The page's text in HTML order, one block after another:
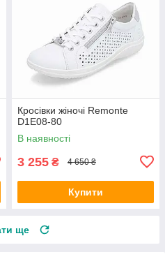
Кросівки жіночі Remonte
D1E08-80
В наявності
3 255 ₴ 4 650 ₴
Купити
ще